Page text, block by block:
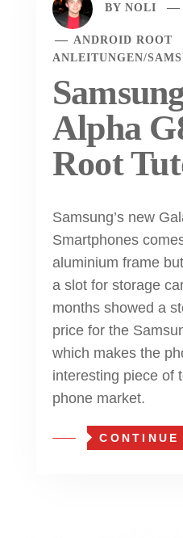
BY NOLI
ANDROID ROOT
ANLEITUNGEN/
Alpha
Root
Samsung’s new
Smartphones
aluminium frame
a slot for storage
months showed a
price for the
which makes the
interesting piece of
phone market.